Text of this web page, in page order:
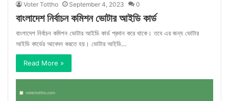
Voter Tottho September 4, 2023 0
বাংলাদেশ নির্বাচন কমিশন ভোটার আইডি কার্ড
বাংলাদেশ নির্বাচন কমিশন ভোটার আইডি কার্ড প্রদান করে থাকে। তবে এর জন্য ভোটার
আইডি কার্ডের আবেদন করতে হয়। ভোটার আইডি…
Read More »